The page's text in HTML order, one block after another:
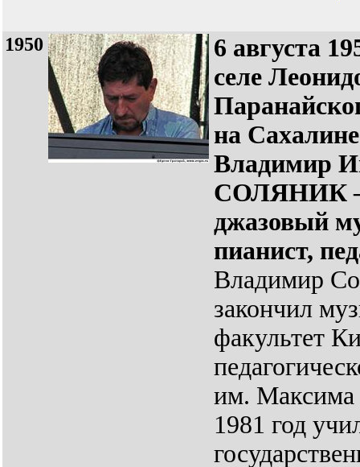
1950
6 августа
селе
на
Владимир
СОЛЯНИК
джазовый
пианист,
Владимир
закончил
факультет
им. Максима
1981 год